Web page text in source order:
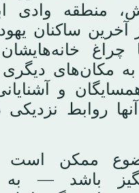
منطقه وادی
آخرین ساکنان
چراغ
مکان‌های دیگری
همسایگان و
با آنها روابط
ممکن است
باشد — به